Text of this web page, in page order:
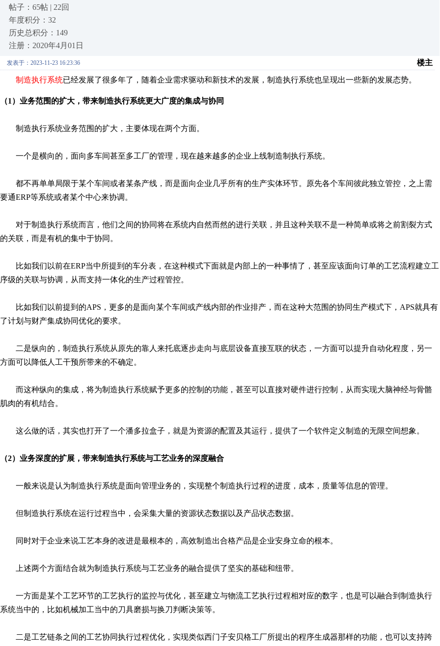
帖子：65帖 | 22回
年度积分：32
历史总积分：149
注册：2020年4月01日
发表于：2023-11-23 16:23:36 楼主
制造执行系统已经发展了很多年了，随着企业需求驱动和新技术的发展，制造执行系统也呈现出一些新的发展态势。
（1）业务范围的扩大，带来制造执行系统更大广度的集成与协同
制造执行系统业务范围的扩大，主要体现在两个方面。
一个是横向的，面向多车间甚至多工厂的管理，现在越来越多的企业上线制造制执行系统。
都不再单单局限于某个车间或者某条产线，而是面向企业几乎所有的生产实体环节。原先各个车间彼此独立管控，之上需
要通ERP等系统或者某个中心来协调。
对于制造执行系统而言，他们之间的协同将在系统内自然而然的进行关联，并且这种关联不是一种简单或将之前割裂方式
的关联，而是有机的集中于协同。
比如我们以前在ERP当中所提到的车分表，在这种模式下面就是内部上的一种事情了，甚至应该面向订单的工艺流程建立工
序级的关联与协调，从而支持一体化的生产过程管控。
比如我们以前提到的APS，更多的是面向某个车间或产线内部的作业排产，而在这种大范围的协同生产模式下，APS就具有
了计划与财产集成协同优化的要求。
二是纵向的，制造执行系统从原先的靠人来托底逐步走向与底层设备直接互联的状态，一方面可以提升自动化程度，另一
方面可以降低人工干预所带来的不确定。
而这种纵向的集成，将为制造执行系统赋予更多的控制的功能，甚至可以直接对硬件进行控制，从而实现大脑神经与骨骼
肌肉的有机结合。
这么做的话，其实也打开了一个潘多拉盒子，就是为资源的配置及其运行，提供了一个软件定义制造的无限空间想象。
（2）业务深度的扩展，带来制造执行系统与工艺业务的深度融合
一般来说是认为制造执行系统是面向管理业务的，实现整个制造执行过程的进度，成本，质量等信息的管理。
但制造执行系统在运行过程当中，会采集大量的资源状态数据以及产品状态数据。
同时对于企业来说工艺本身的改进是最根本的，高效制造出合格产品是企业安身立命的根本。
上述两个方面结合就为制造执行系统与工艺业务的融合提供了坚实的基础和纽带。
一方面是某个工艺环节的工艺执行的监控与优化，甚至建立与物流工艺执行过程相对应的数字，也是可以融合到制造执行
系统当中的，比如机械加工当中的刀具磨损与换刀判断决策等。
二是工艺链条之间的工艺协同执行过程优化，实现类似西门子安贝格工厂所提出的程序生成器那样的功能，也可以支持跨